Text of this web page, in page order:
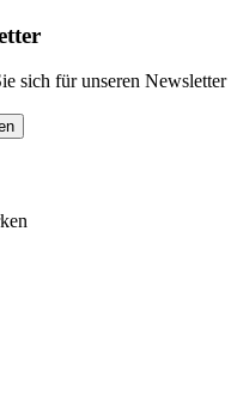
sich für unseren Newsletter